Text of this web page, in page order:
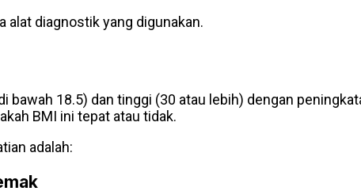
alat diagnostik yang digunakan.
bawah 18.5) dan tinggi (30 atau lebih) dengan
BMI ini tepat atau tidak.
adalah: